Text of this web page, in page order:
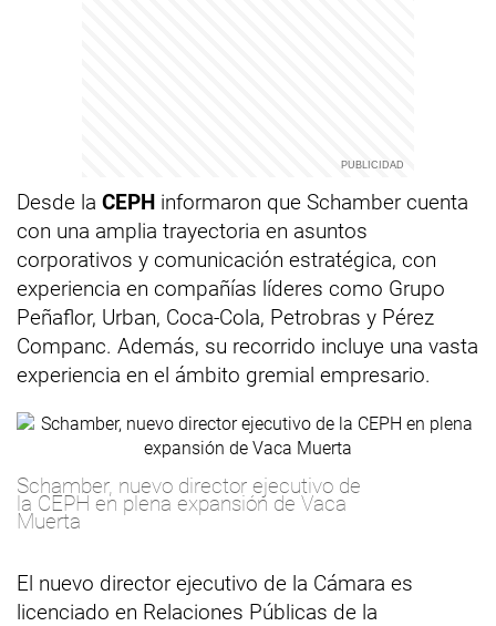
Desde la CEPH informaron que Schamber cuenta
con una amplia trayectoria en asuntos
corporativos y comunicación estratégica, con
experiencia en compañías líderes como Grupo
Peñaflor, Urban, Coca-Cola, Petrobras y Pérez
Companc. Además, su recorrido incluye una vasta
experiencia en el ámbito gremial empresario.
Schamber, nuevo director ejecutivo de
la CEPH en plena expansión de Vaca
Muerta
El nuevo director ejecutivo de la Cámara es
licenciado en Relaciones Públicas de la